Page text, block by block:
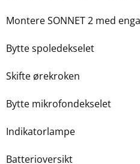
Montere SONNET 2 med
Bytte spoledekselet
Skifte ørekroken
Bytte mikrofondekselet
Indikatorlampe
Batterioversikt